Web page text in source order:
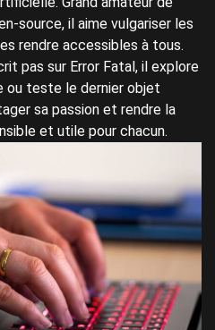
source, il aime vulgariser les
rendre accessibles à tous.
pas sur Error Fatal, il explore
ou teste le dernier objet
sa passion et rendre la
et utile pour chacun.